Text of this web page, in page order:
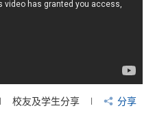
校友及学生分享 分享